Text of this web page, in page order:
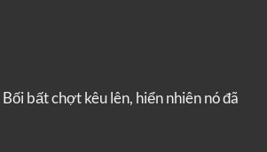
bất chợt kêu lên, hiển nhiên nó đã